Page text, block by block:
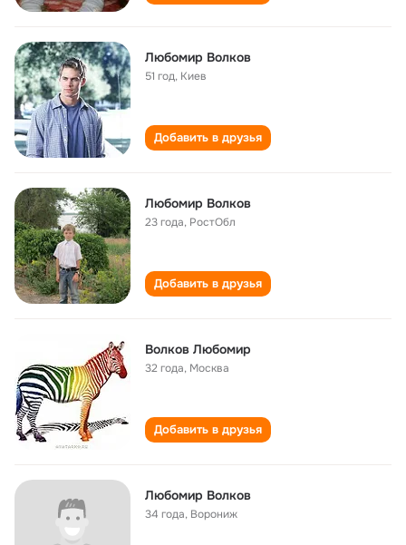
Любомир Волков
51 год, Киев
Добавить в друзья
Любомир Волков
23 года, РостОбл
Добавить в друзья
Волков Любомир
32 года, Москва
Добавить в друзья
Любомир Волков
34 года, Ворониж